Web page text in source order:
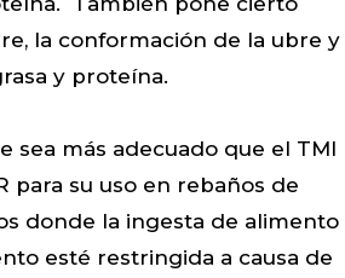
la conformación de la ubre y
y proteína.
sea más adecuado que el TMI
para su uso en rebaños de
donde la ingesta de alimento
esté restringida a causa de